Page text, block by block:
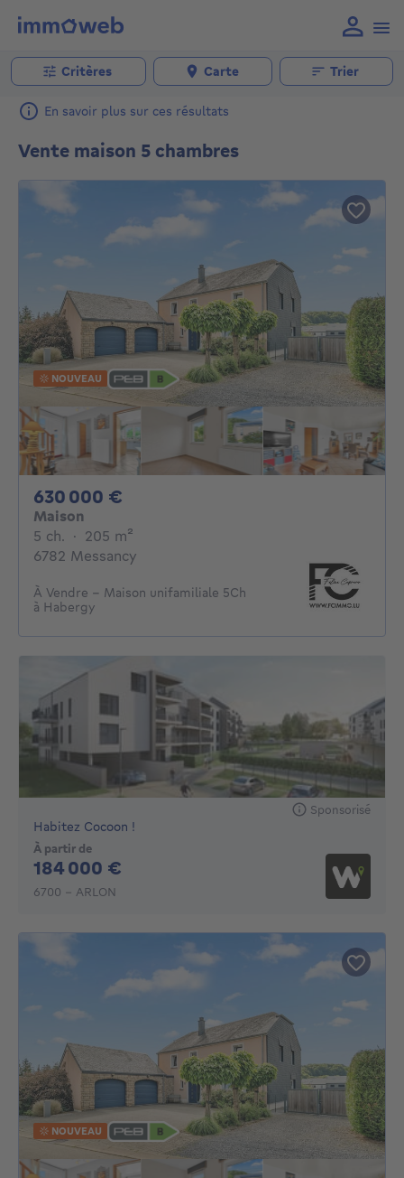
Critères Carte Trier
En savoir plus sur ces résultats
Vente maison 5 chambres
NOUVEAU
630 000 €
Maison
5 ch. 5 chambres
· 205 m²
6782 Messancy
À Vendre - Maison unifamiliale 5Ch
à Habergy
Sponsorisé
Habitez Cocoon !
À partir de
184 000 €
6700 - ARLON
NOUVEAU